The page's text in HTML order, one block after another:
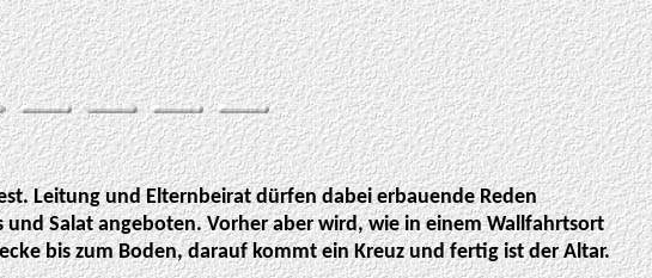
Leitung und Elternbeirat dürfen dabei erbauende Reden
Salat angeboten. Vorher aber wird, wie in einem Wallfahrtsort
bis zum Boden, darauf kommt ein Kreuz und fertig ist der Altar.